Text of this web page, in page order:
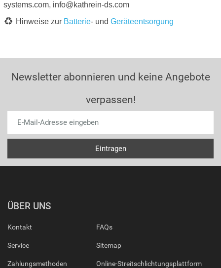
systems.com, info@kathrein-ds.com
Hinweise zur Batterie- und Geräteentsorgung
Newsletter abonnieren und keine Angebote
verpassen!
ÜBER UNS
Kontakt
Service
Zahlungsmethoden
FAQs
Sitemap
Online-Streitschlichtungsplattform